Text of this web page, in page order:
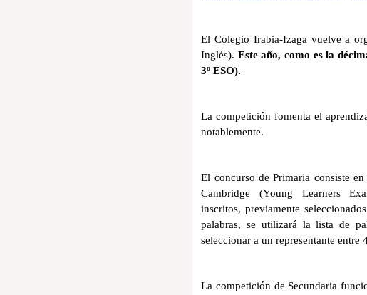
El Colegio Irabia-Izaga vuelve a
Inglés). Este año, como es la
3º ESO).
La competición fomenta el
notablemente.
El concurso de Primaria consiste
Cambridge (Young Learners
inscritos, previamente
palabras, se utilizará la lista de
seleccionar a unrepresentante entre
La competición de Secundaria